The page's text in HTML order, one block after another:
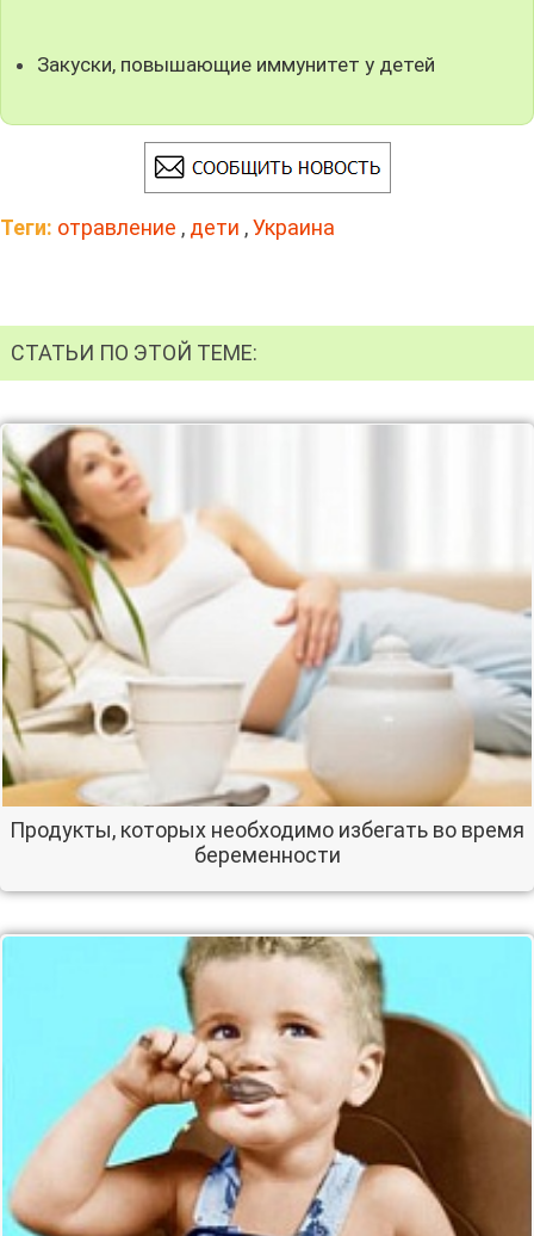
Закуски, повышающие иммунитет у детей
Теги: отравление , дети ,Украина
СТАТЬИ ПО ЭТОЙ ТЕМЕ:
Продукты, которых необходимо избегать во время
беременности